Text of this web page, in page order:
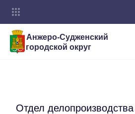
Анжеро-Судженский
городской округ
Отдел делопроизводства